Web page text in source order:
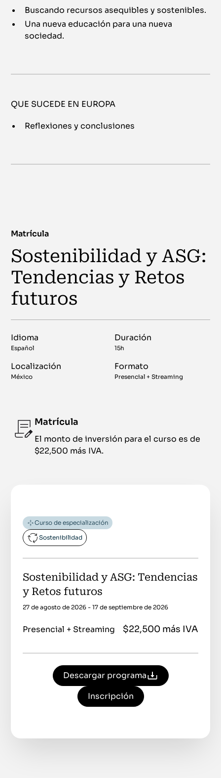
Buscando recursos asequibles y sostenibles.
Una nueva educación para una nueva
sociedad.
QUE SUCEDE EN EUROPA
Reflexiones y conclusiones
Matrícula
Sostenibilidad y ASG:
Tendencias y Retos
futuros
Idioma
Español
Duración
15h
Localización
México
Formato
Presencial + Streaming
Matrícula
El monto de inversión para el curso es de
$22,500 más IVA.
Curso de especialización
Sostenibilidad
Sostenibilidad y ASG: Tendencias
y Retos futuros
27 de agosto de 2026 - 17 de septiembre de 2026
Presencial + Streaming $22,500 más IVA
Descargar programa
Inscripción